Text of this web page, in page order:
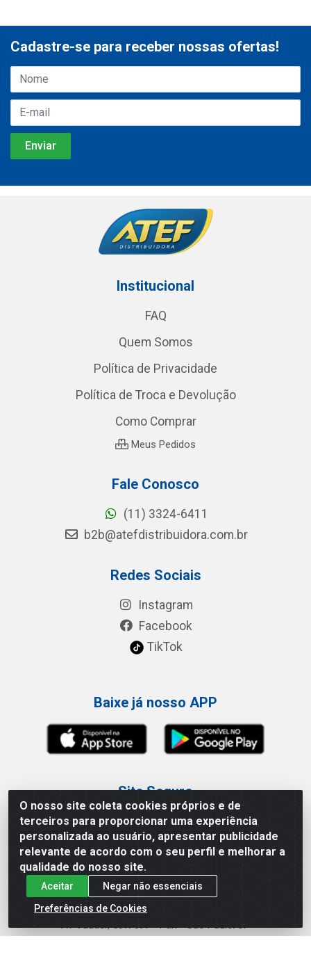
O nosso site coleta cookies próprios e de
terceiros para proporcionar uma experiência
personalizada ao usuário, apresentar publicidade
relevante de acordo com o seu perfil e melhorar a
qualidade do nosso site.
Aceitar
Negar não essenciais
Preferências de Cookies
Cadastre-se para receber nossas ofertas!
Institucional
FAQ
Quem Somos
Política de Privacidade
Política de Troca e Devolução
Como Comprar
Meus Pedidos
Fale Conosco
(11) 3324-6411
b2b@atefdistribuidora.com.br
Redes Sociais
Instagram
Facebook
TikTok
Baixe já nosso APP
Site Seguro
Loja / Showroom
Tel.: (11) 3227-0546
Av Vautier, 587/597 - Pari - São Paulo/SP